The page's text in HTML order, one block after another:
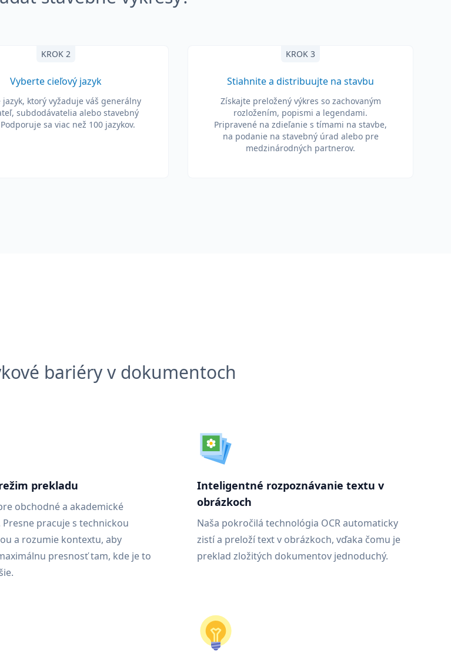
KROK 2
Vyberte cieľový jazyk
jazyk, ktorý vyžaduje váš generálny
subdodávatelia alebo stavebný
sa viac než 100 jazykov.
KROK 3
Stiahnite a distribuujte na stavbu
Získajte preložený výkres so zachovaným
rozložením, popismi a legendami.
Pripravené na zdieľanie s tímami na stavbe,
na podanie na stavebný úrad alebo pre
medzinárodných partnerov.
bariéry v dokumentoch
prekladu
obchodné a akademické
pracuje s technickou
a rozumie kontextu, aby
presnosť tam, kde je to
Inteligentné rozpoznávanie textu v
obrázkoch
Naša pokročilá technológia OCR automaticky
zistí a preloží text v obrázkoch, vďaka čomu je
preklad zložitých dokumentov jednoduchý.